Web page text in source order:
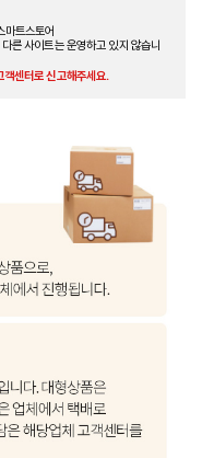
마트스토어
른 사이트는 운영하고 있지 않습니
객센터로 신고해주세요.